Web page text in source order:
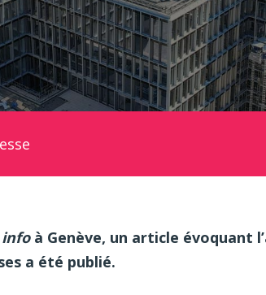
infoà Genève, un article évoquant
a été publié.